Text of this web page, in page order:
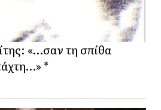
«…σαν τη σπίθα
*